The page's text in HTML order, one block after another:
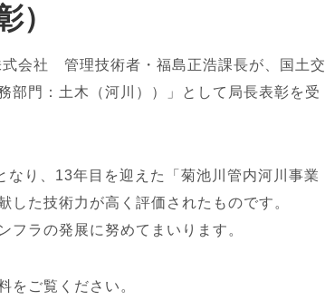
）
会社 管理技術者・福島正浩課長が、国土交
部門：土木（河川））」として局長表彰を受
り、13年目を迎えた「菊池川管内河川事業
た技術力が高く評価されたものです。
フラの発展に努めてまいります。
をご覧ください。